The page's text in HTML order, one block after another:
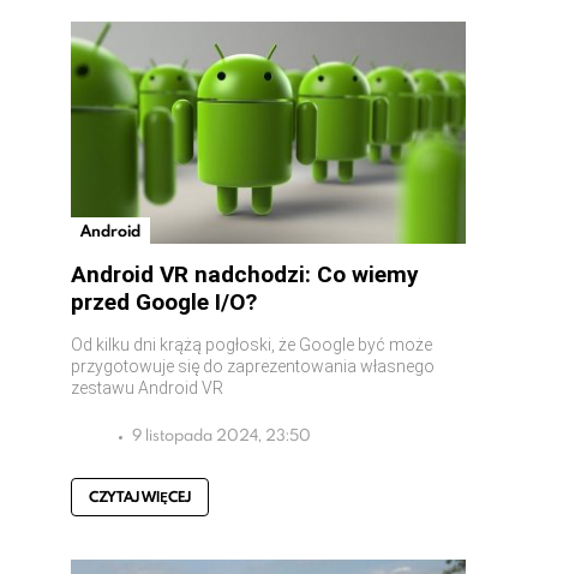
Android
Android VR nadchodzi: Co wiemy
przed Google I/O?
Od kilku dni krążą pogłoski, że Google być może
przygotowuje się do zaprezentowania własnego
zestawu Android VR
9 listopada 2024, 23:50
CZYTAJ WIĘCEJ